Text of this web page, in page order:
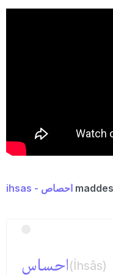
ihsas - احصاص
احساس(İhsâs)